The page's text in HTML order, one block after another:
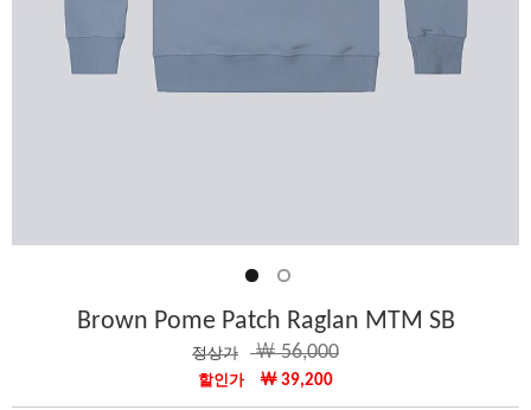
Brown Pome Patch Raglan MTM SB
정상가 ￦ 56,000
할인가 ￦ 39,200